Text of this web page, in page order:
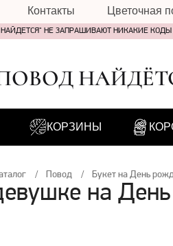
Контакты Цветочная
НЕ ЗАПРАШИВАЮТ НИКАКИЕ КОДЫ
КОРЗИНЫ
Повод Букет на День
на